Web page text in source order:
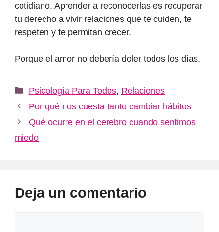
cotidiano. Aprender a reconocerlas es recuperar
tu derecho a vivir relaciones que te cuiden, te
respeten y te permitan crecer.
Porque el amor no debería doler todos los días.
Categorías
Psicología Para Todos, Relaciones
Por qué nos cuesta tanto cambiar hábitos
Qué ocurre en el cerebro cuando sentimos
miedo
Deja un comentario